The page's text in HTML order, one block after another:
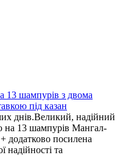
13 шампурів з двома
під казан
днів.Великий, надійний
на 13 шампурів Мангал-
додатково посилена
надійності та